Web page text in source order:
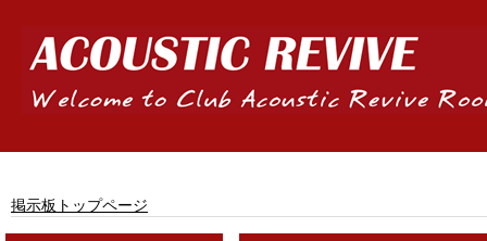
掲示板トップページ